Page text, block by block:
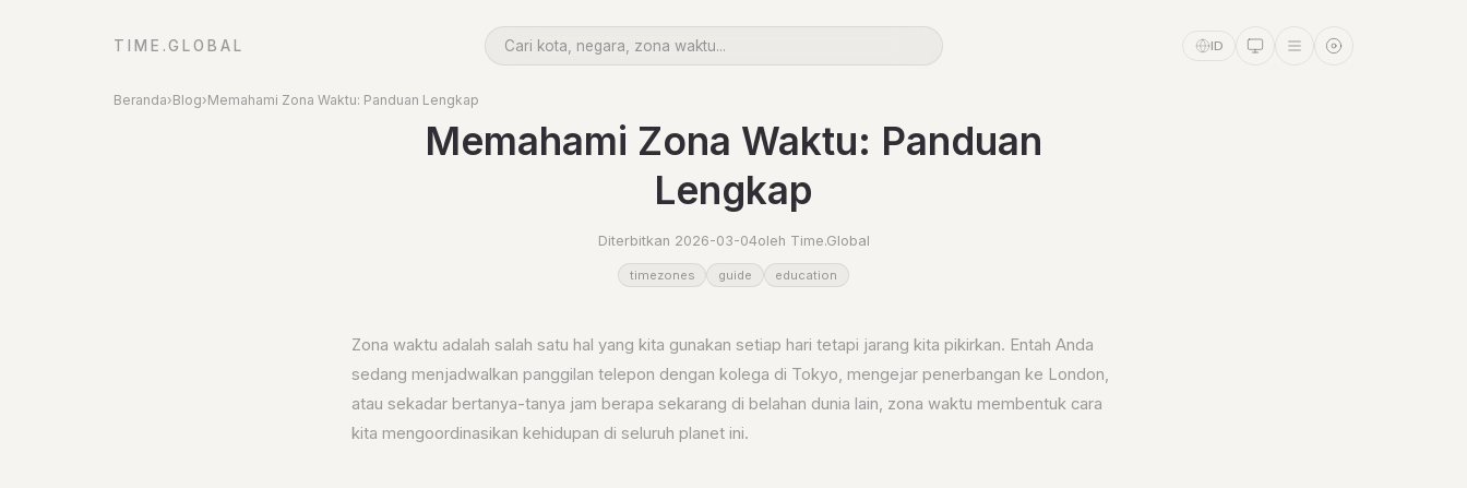
TIME.GLOBAL ID
Beranda›Blog›Memahami Zona Waktu: Panduan Lengkap
Memahami Zona Waktu: Panduan
Lengkap
Diterbitkan 2026-03-04oleh Time.Global
timezones guide education
Zona waktu adalah salah satu hal yang kita gunakan setiap hari tetapi jarang kita pikirkan. Entah Anda
sedang menjadwalkan panggilan telepon dengan kolega di Tokyo, mengejar penerbangan ke London,
atau sekadar bertanya-tanya jam berapa sekarang di belahan dunia lain, zona waktu membentuk cara
kita mengoordinasikan kehidupan di seluruh planet ini.